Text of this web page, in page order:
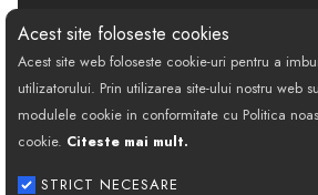
Acest site foloseste cookies
Acest site web foloseste cookie-uri pentru a
utilizatorului. Prin utilizarea site-ului nostru web
modulele cookie in conformitate cu Politica
cookie. Citeste mai mult.
STRICT NECESARE
CONTACT
Call Center: 0377 100 941
Program de lucru: Luni-Vineri
08:00 - 18:00
Email: contact@bestautovest.ro